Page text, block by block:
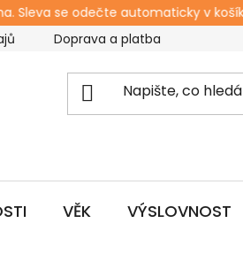
se odečte automaticky v košíku.
Doprava a platba
VĚK VÝSLOVNOST